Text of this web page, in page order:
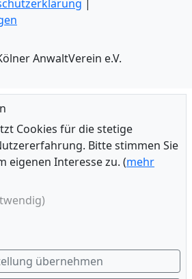
|
AnwaltVerein e.V.
Cookies für die stetige
Bitte stimmen Sie
eigenen Interesse zu. (mehr
übernehmen